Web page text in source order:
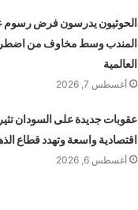
الحوثيون يدرسون فرض رسوم
المندب وسط مخاوف من
العالمية
أغسطس 7, 2026
عقوبات جديدة على السودان
اقتصادية واسعة وتهدد قطاع
أغسطس 6, 2026